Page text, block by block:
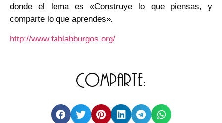
donde el lema es «Construye lo que piensas, y
comparte lo que aprendes».
http://www.fablabburgos.org/
Comparte: